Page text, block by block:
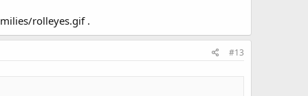
rolleyes.gif .
#13